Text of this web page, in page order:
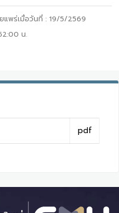
แพร่เมื่อวันที่ : 19/5/2569
น.
pdf